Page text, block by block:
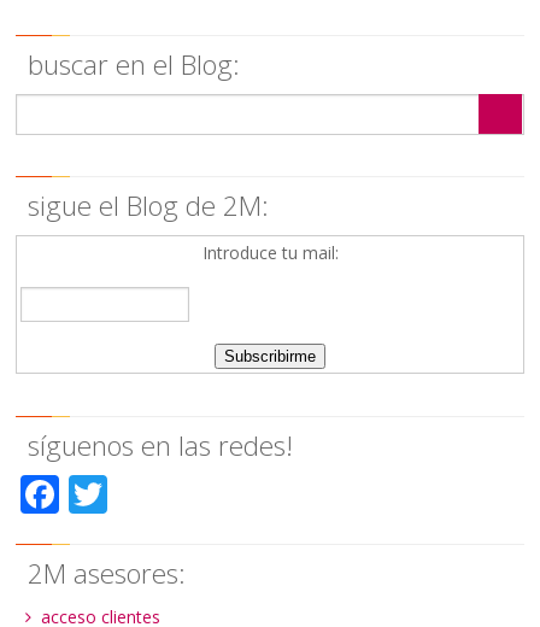
buscar en el Blog:
sigue el Blog de 2M:
Introduce tu mail:
síguenos en las redes!
Facebook
2M asesores:
acceso clientes